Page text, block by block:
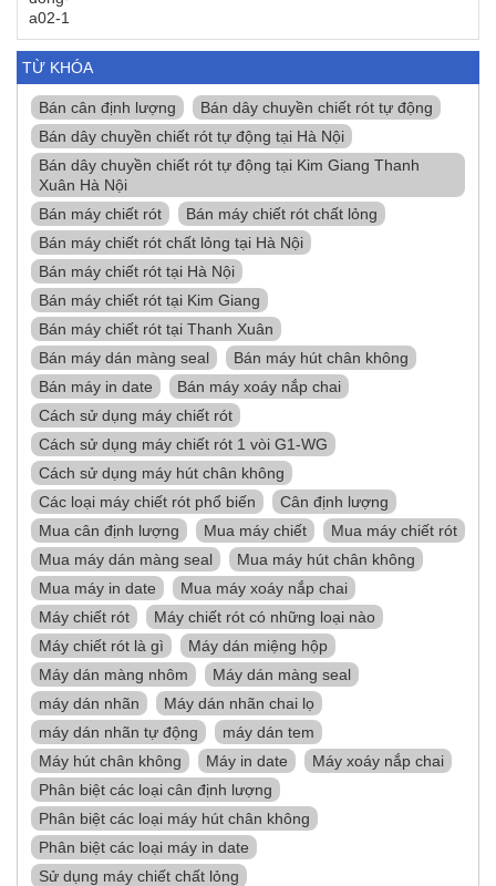
TỪ KHÓA
Bán cân định lượng
Bán dây chuyền chiết rót tự động
Bán dây chuyền chiết rót tự động tại Hà Nội
Bán dây chuyền chiết rót tự động tại Kim Giang Thanh
Xuân Hà Nội
Bán máy chiết rót
Bán máy chiết rót chất lỏng
Bán máy chiết rót chất lỏng tại Hà Nội
Bán máy chiết rót tại Hà Nội
Bán máy chiết rót tại Kim Giang
Bán máy chiết rót tại Thanh Xuân
Bán máy dán màng seal
Bán máy hút chân không
Bán máy in date
Bán máy xoáy nắp chai
Cách sử dụng máy chiết rót
Cách sử dụng máy chiết rót 1 vòi G1-WG
Cách sử dụng máy hút chân không
Các loại máy chiết rót phổ biến
Cân định lượng
Mua cân định lượng
Mua máy chiết
Mua máy chiết rót
Mua máy dán màng seal
Mua máy hút chân không
Mua máy in date
Mua máy xoáy nắp chai
Máy chiết rót
Máy chiết rót có những loại nào
Máy chiết rót là gì
Máy dán miệng hộp
Máy dán màng nhôm
Máy dán màng seal
máy dán nhãn
Máy dán nhãn chai lọ
máy dán nhãn tự động
máy dán tem
Máy hút chân không
Máy in date
Máy xoáy nắp chai
Phân biệt các loại cân định lượng
Phân biệt các loại máy hút chân không
Phân biệt các loại máy in date
Sử dụng máy chiết chất lỏng